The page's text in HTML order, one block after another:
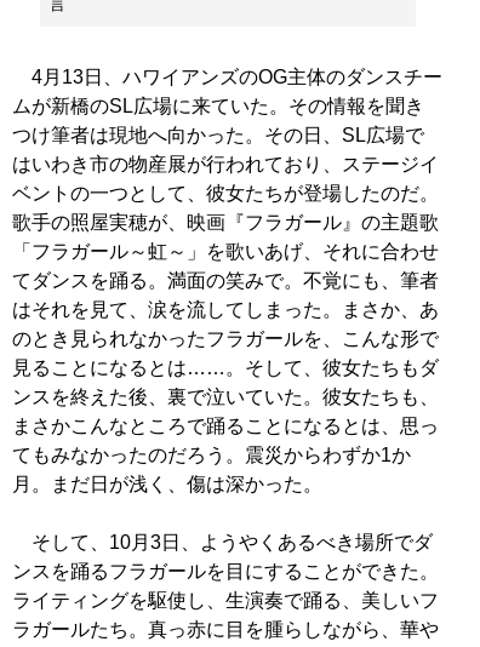
言
4月13日、ハワイアンズのOG主体のダンスチー
ムが新橋のSL広場に来ていた。その情報を聞き
つけ筆者は現地へ向かった。その日、SL広場で
はいわき市の物産展が行われており、ステージイ
ベントの一つとして、彼女たちが登場したのだ。
歌手の照屋実穂が、映画『フラガール』の主題歌
「フラガール～虹～」を歌いあげ、それに合わせ
てダンスを踊る。満面の笑みで。不覚にも、筆者
はそれを見て、涙を流してしまった。まさか、あ
のとき見られなかったフラガールを、こんな形で
見ることになるとは……。そして、彼女たちもダ
ンスを終えた後、裏で泣いていた。彼女たちも、
まさかこんなところで踊ることになるとは、思っ
てもみなかったのだろう。震災からわずか1か
月。まだ日が浅く、傷は深かった。
そして、10月3日、ようやくあるべき場所でダ
ンスを踊るフラガールを目にすることができた。
ライティングを駆使し、生演奏で踊る、美しいフ
ラガールたち。真っ赤に目を腫らしながら、華や